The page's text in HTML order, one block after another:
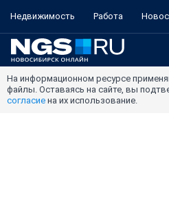
Недвижимость Работа
На информационном ресурсе
файлы. Оставаясь на сайте, вы
согласие на их использование.